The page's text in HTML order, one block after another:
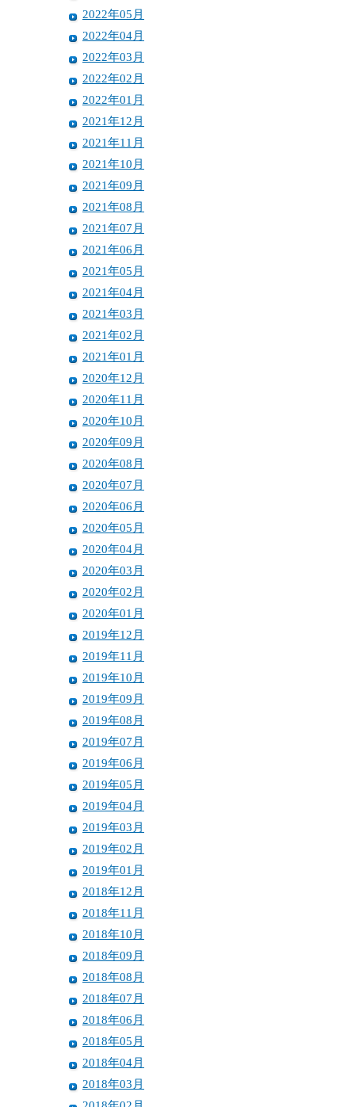
2022年05月
2022年04月
2022年03月
2022年02月
2022年01月
2021年12月
2021年11月
2021年10月
2021年09月
2021年08月
2021年07月
2021年06月
2021年05月
2021年04月
2021年03月
2021年02月
2021年01月
2020年12月
2020年11月
2020年10月
2020年09月
2020年08月
2020年07月
2020年06月
2020年05月
2020年04月
2020年03月
2020年02月
2020年01月
2019年12月
2019年11月
2019年10月
2019年09月
2019年08月
2019年07月
2019年06月
2019年05月
2019年04月
2019年03月
2019年02月
2019年01月
2018年12月
2018年11月
2018年10月
2018年09月
2018年08月
2018年07月
2018年06月
2018年05月
2018年04月
2018年03月